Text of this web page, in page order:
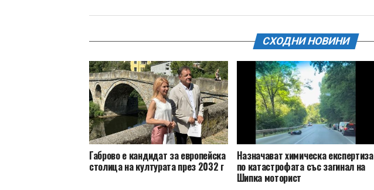
СХОДНИ НОВИНИ
Габрово е кандидат за европейска
столица на културата през 2032 г
Назначават химическа експертиза
по катастрофата със загинал на
Шипка моторист